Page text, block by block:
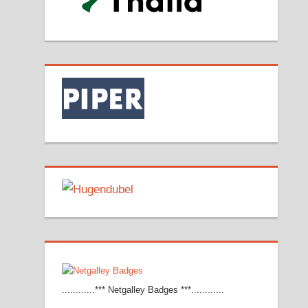
............*** Netgalley Badges ***............